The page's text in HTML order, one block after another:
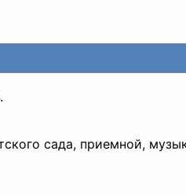
сада, приемной,